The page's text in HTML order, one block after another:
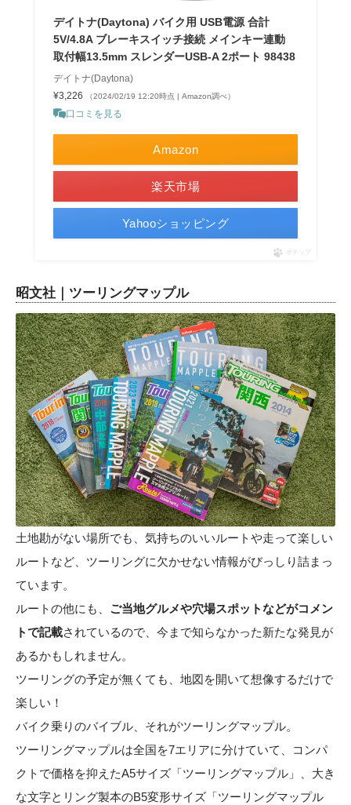
デイトナ(Daytona) バイク用 USB電源 合計
5V/4.8A ブレーキスイッチ接続 メインキー連動
取付幅13.5mm スレンダーUSB-A 2ポート 98438
デイトナ(Daytona)
¥3,226
（2024/02/19 12:20時点 | Amazon調べ）
口コミを見る
Amazon
楽天市場
Yahooショッピング
ポチップ
昭文社｜ツーリングマップル
土地勘がない場所でも、気持ちのいいルートや走って楽しい
ルートなど、ツーリングに欠かせない情報がびっしり詰まっ
ています。
ルートの他にも、 ご当地グルメや穴場スポットなどがコメン
トで記載されているので、今まで知らなかった新たな発見が
あるかもしれません。
ツーリングの予定が無くても、地図を開いて想像するだけで
楽しい！
バイク乗りのバイブル、それがツーリングマップル。
ツーリングマップルは全国を7エリアに分けていて、コンパ
クトで価格を抑えたA5サイズ「ツーリングマップル」、大き
な文字とリング製本のB5変形サイズ「ツーリングマップル